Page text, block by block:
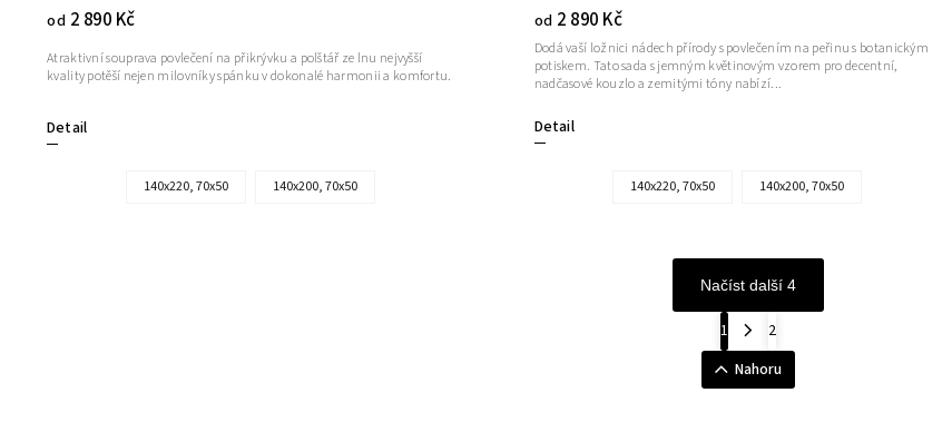
od 2 890 Kč
Detail
Atraktivní souprava povlečení na přikrývku a polštář ze lnu nejvyšší
kvality potěší nejen milovníky spánku v dokonalé harmonii a komfortu.
140x220, 70x50 140x200, 70x50
od 2 890 Kč
Detail
Dodá vaší ložnici nádech přírody s povlečením na peřinu s botanickým
potiskem. Tato sada s jemným květinovým vzorem pro decentní,
nadčasové kouzlo a zemitými tóny nabízí...
140x220, 70x50 140x200, 70x50
Načíst další 4
1
2
Nahoru